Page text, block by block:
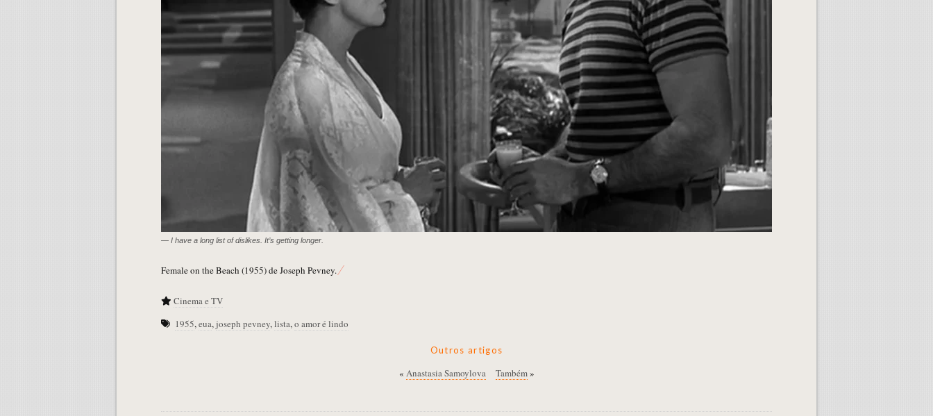
— I have a long list of dislikes. It’s getting longer.
Female on the Beach (1955) de Joseph Pevney.
Cinema e TV
1955,eua,joseph pevney,lista,o amor é lindo
Outros artigos
« Anastasia Samoylova Também»